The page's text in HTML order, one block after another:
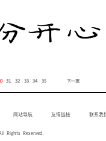
开
31 32 33 34 35 下一页
网站导航 友情链接 联系我
Rights Reserved.